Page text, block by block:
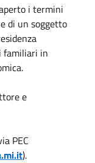
i termini
di un soggetto
familiari in
e
PEC
).